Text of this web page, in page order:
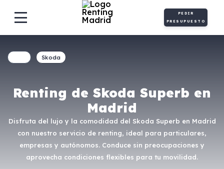
PEDIR
PRESUPUESTO
Renting de Skoda Superb en
Madrid
Disfruta del lujo y la comodidad del Skoda Superb en Madrid
con nuestro servicio de renting, ideal para particulares,
empresas y autónomos. Conduce sin preocupaciones y
aprovecha condiciones flexibles para tu movilidad.
Skoda